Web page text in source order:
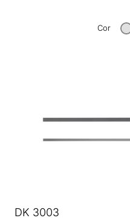
Cor
DK 3003